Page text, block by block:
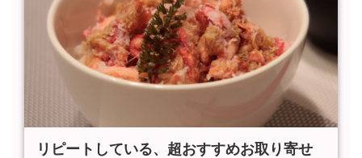
リピートしている、超おすすめお取り寄せ